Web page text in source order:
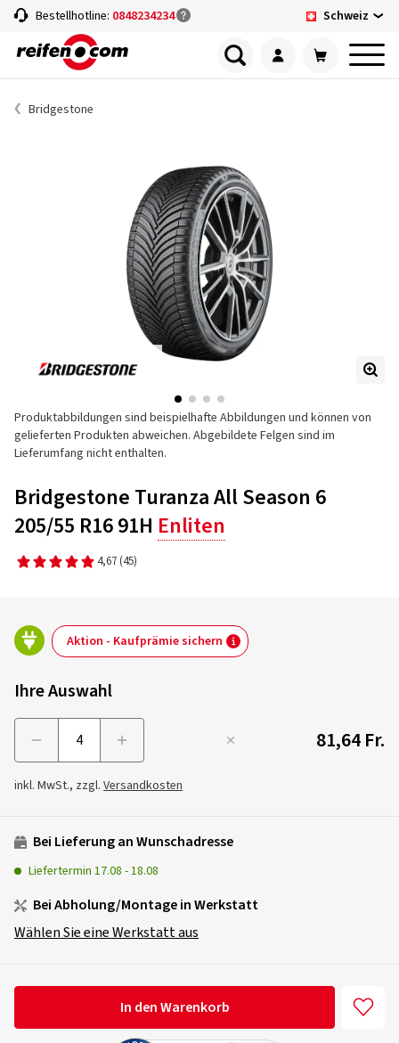
Bestellhotline: 0848234234 Schweiz
Bridgestone
Produktabbildungen sind beispielhafte Abbildungen und können von
gelieferten Produkten abweichen. Abgebildete Felgen sind im
Lieferumfang nicht enthalten.
Bridgestone Turanza All Season 6
205/55 R16 91H Enliten
4,67 (45)
Aktion - Kaufprämie sichern
Ihre Auswahl
81,64 Fr.
inkl. MwSt., zzgl. Versandkosten
Bei Lieferung an Wunschadresse
Liefertermin 17.08 -18.08
Bei Abholung/Montage in Werkstatt
Wählen Sie eine Werkstatt aus
In den Warenkorb